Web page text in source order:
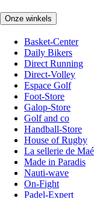
Onze winkels
Basket-Center
Daily Bikers
Direct Running
Direct-Volley
Espace Golf
Foot-Store
Galop-Store
Golf and co
Handball-Store
House of Rugby
La sellerie de Maé
Made in Paradis
Nauti-wave
On-Fight
Padel-Expert